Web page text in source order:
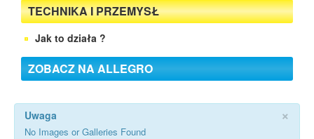
TECHNIKA I PRZEMYSŁ
Jak to działa ?
ZOBACZ NA ALLEGRO
×
Uwaga
No Images or Galleries Found